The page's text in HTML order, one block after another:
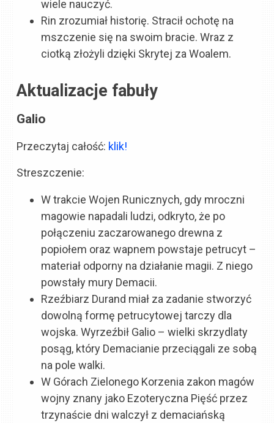
wiele nauczyć.
Rin zrozumiał historię. Stracił ochotę na
mszczenie się na swoim bracie. Wraz z
ciotką złożyli dzięki Skrytej za Woalem.
Aktualizacje fabuły
Galio
Przeczytaj całość: klik!
Streszczenie:
W trakcie Wojen Runicznych, gdy mroczni
magowie napadali ludzi, odkryto, że po
połączeniu zaczarowanego drewna z
popiołem oraz wapnem powstaje petrucyt –
materiał odporny na działanie magii. Z niego
powstały mury Demacii.
Rzeźbiarz Durand miał za zadanie stworzyć
dowolną formę petrucytowej tarczy dla
wojska. Wyrzeźbił Galio – wielki skrzydlaty
posąg, który Demacianie przeciągali ze sobą
na pole walki.
W Górach Zielonego Korzenia zakon magów
wojny znany jako Ezoteryczna Pięść przez
trzynaście dni walczył z demaciańską